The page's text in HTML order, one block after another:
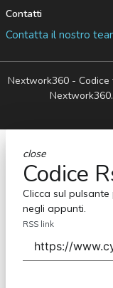
Contatti
Contatta il nostro
Nextwork360 -
Nextwork360.
close
Codice
Clicca sul pulsante
negli appunti.
RSS link